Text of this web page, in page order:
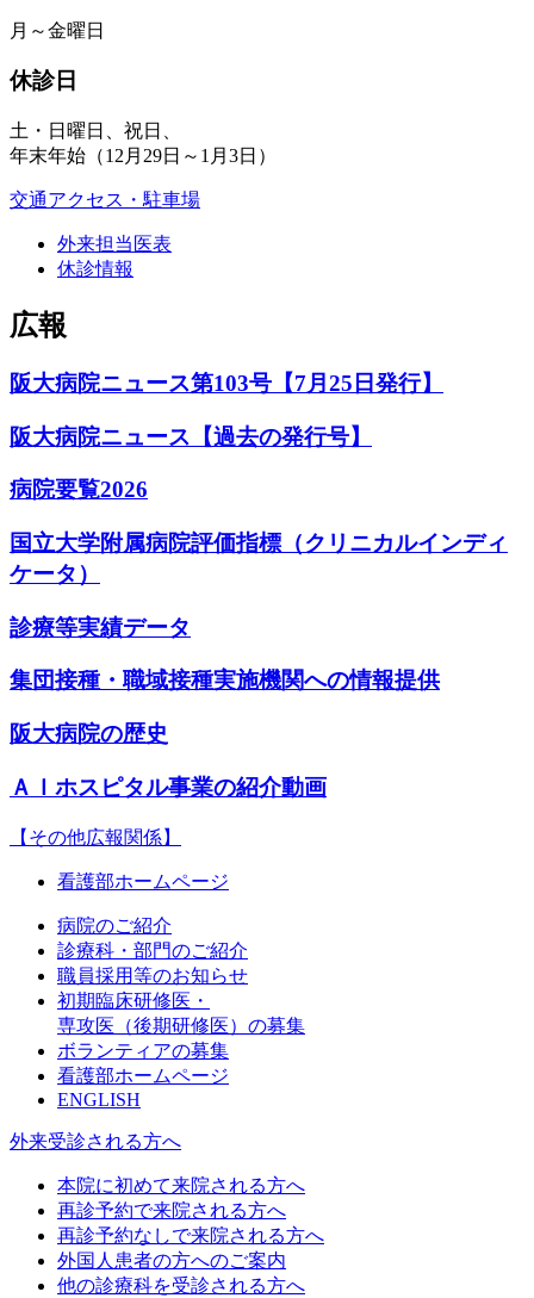
月～金曜日
休診日
土・日曜日、祝日、
年末年始（12月29日～1月3日）
交通アクセス・駐車場
外来担当医表
休診情報
広報
阪大病院ニュース第103号【7月25日発行】
阪大病院ニュース【過去の発行号】
病院要覧2026
国立大学附属病院評価指標（クリニカルインディ
ケータ）
診療等実績データ
集団接種・職域接種実施機関への情報提供
阪大病院の歴史
ＡＩホスピタル事業の紹介動画
【その他広報関係】
看護部ホームページ
病院のご紹介
診療科・部門のご紹介
職員採用等のお知らせ
初期臨床研修医・
専攻医（後期研修医）の募集
ボランティアの募集
看護部ホームページ
ENGLISH
外来受診される方へ
本院に初めて来院される方へ
再診予約で来院される方へ
再診予約なしで来院される方へ
外国人患者の方へのご案内
他の診療科を受診される方へ